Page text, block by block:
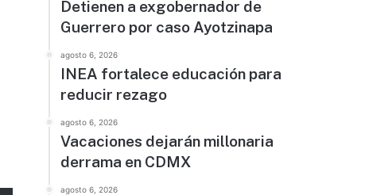
Detienen a exgobernador de
Guerrero por caso Ayotzinapa
agosto 6, 2026
INEA fortalece educación para
reducir rezago
agosto 6, 2026
Vacaciones dejarán millonaria
derrama en CDMX
agosto 6, 2026